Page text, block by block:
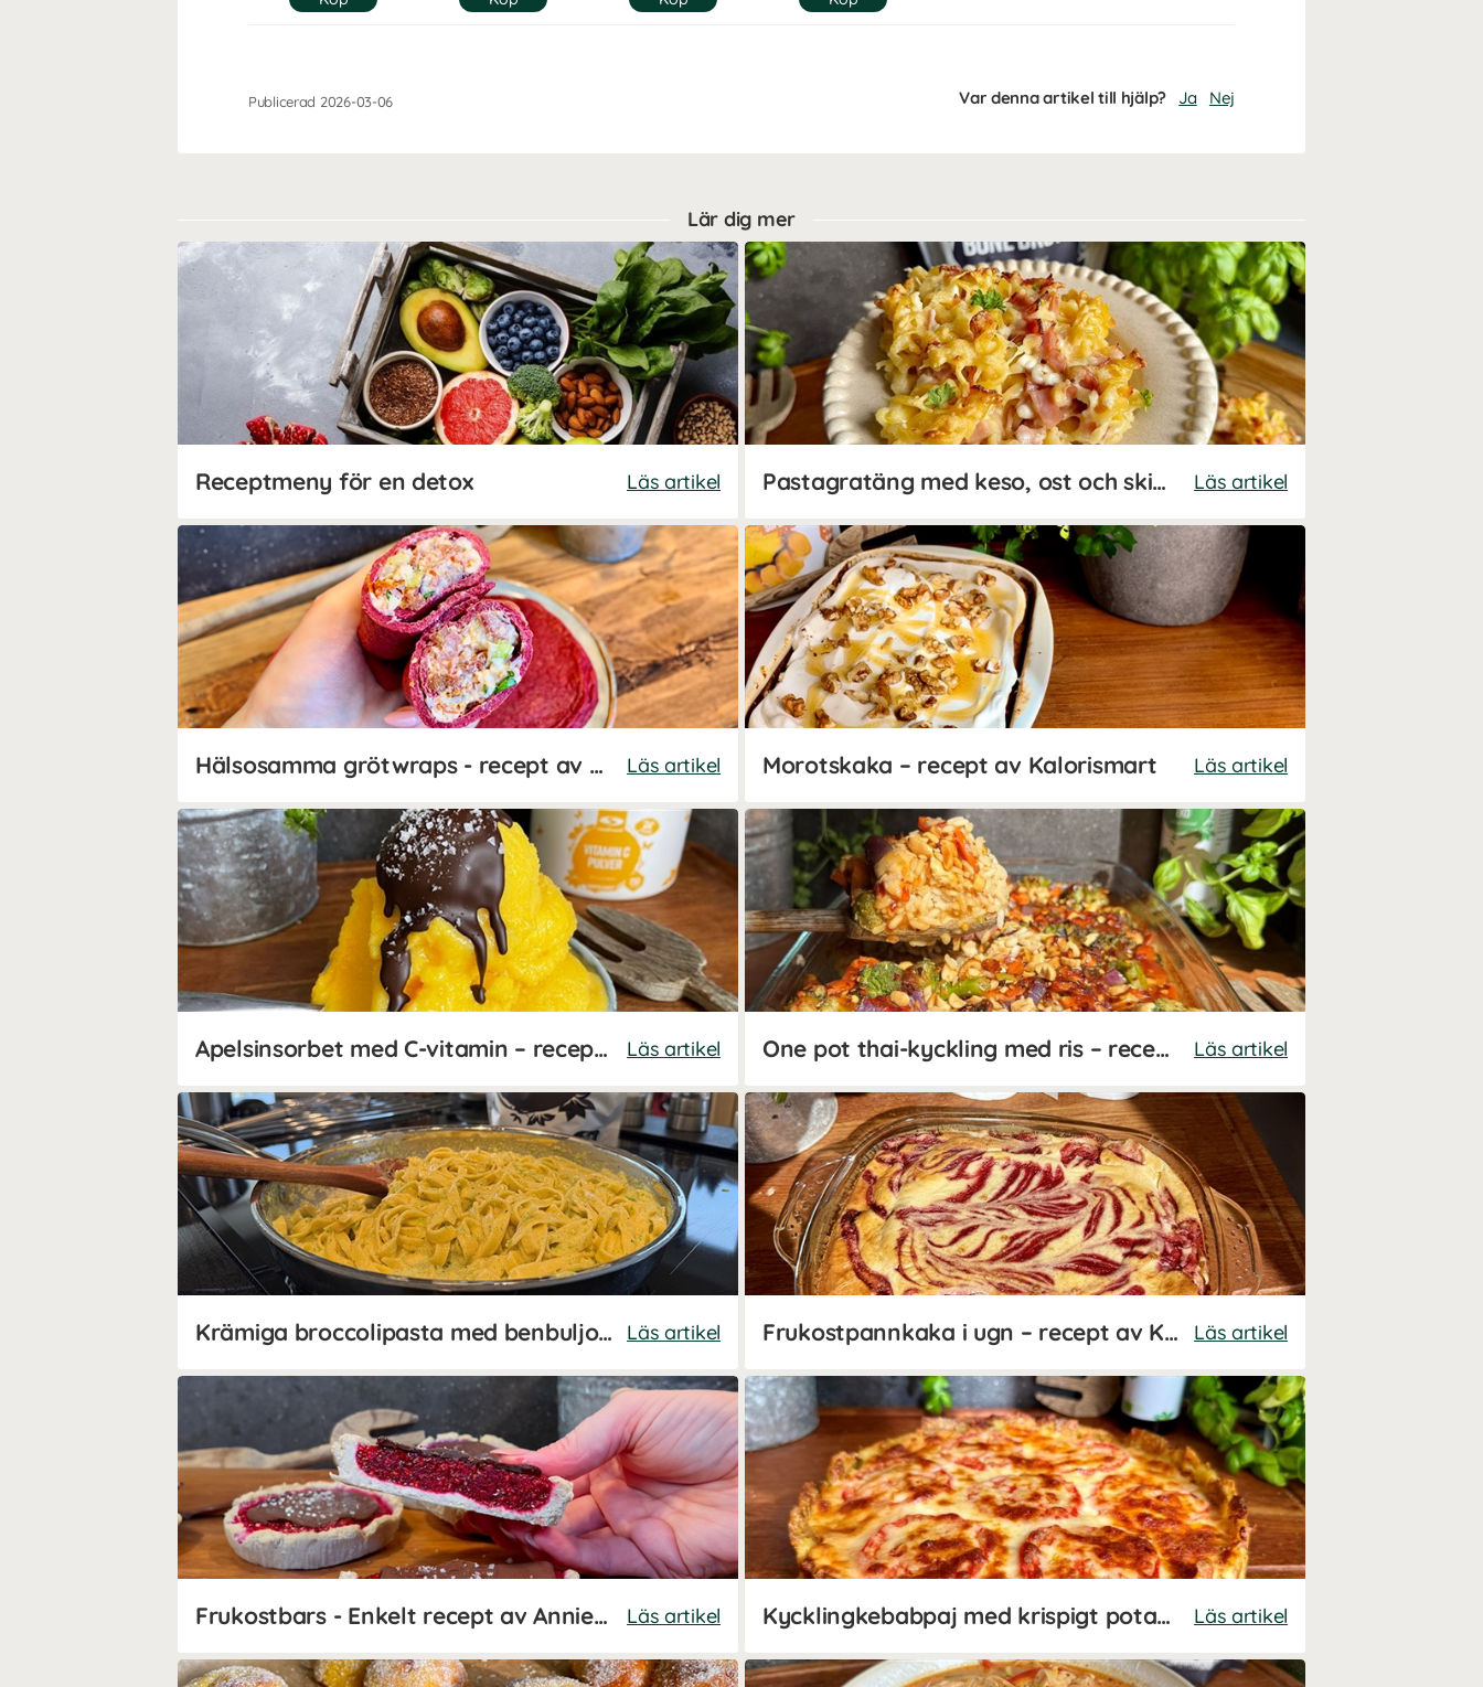
Publicerad 2026-03-06 Var denna artikel till hjälp? Ja Nej
Lär dig mer
Receptmeny för en detox Läs artikel Pastagratäng med keso, ost och skinka – recept av Kalorismart Läs artikel
Hälsosamma grötwraps - recept av Kalorismart Läs artikel Morotskaka – recept av Kalorismart Läs artikel
Apelsinsorbet med C-vitamin – recept av Kalorismart Läs artikel One pot thai-kyckling med ris – recept av Kalorismart Läs artikel
Krämiga broccolipasta med benbuljong – recept av Susanna Jungblom Läs artikel Frukostpannkaka i ugn – recept av Kalorismart Läs artikel
Frukostbars - Enkelt recept av Annie Erfass (Kalorismart) Läs artikel Kycklingkebabpaj med krispigt potatisskal – recept av Kalorismart Läs artikel